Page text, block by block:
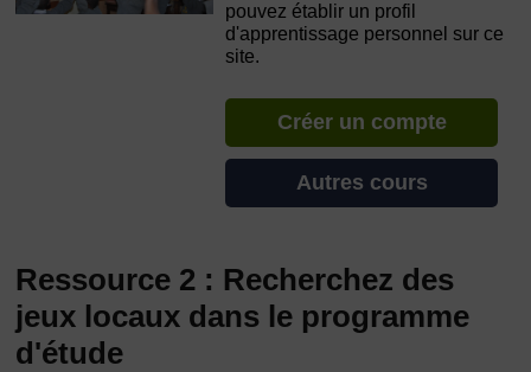
pouvez établir un profil
d'apprentissage personnel sur ce
site.
Créer un compte
Autres cours
Ressource 2 : Recherchez des
jeux locaux dans le programme
d'étude